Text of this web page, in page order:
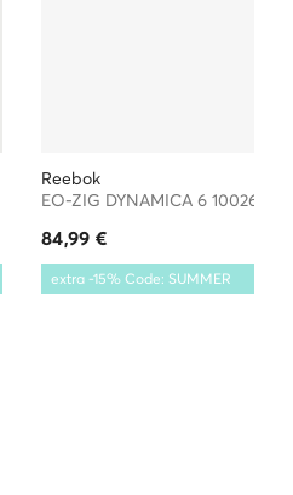
Reebok
84,99 €
extra -15% Code: SUMMER